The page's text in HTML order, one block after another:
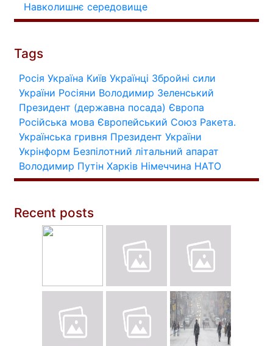
Навколишнє середовище
Tags
Росія Україна Київ Українці Збройні сили
України Росіяни Володимир Зеленський
Президент (державна посада) Європа
Російська мова Європейський Союз Ракета.
Українська гривня Президент України
Укрінформ Безпілотний літальний апарат
Володимир Путін Харків Німеччина НАТО
Recent posts